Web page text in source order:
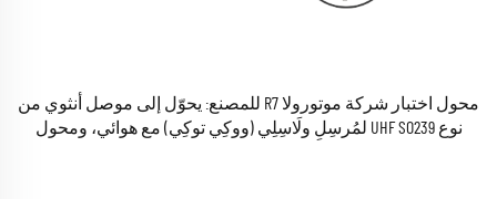
محول اختبار شركة موتورولا R7 للمصنع: يحوّل إلى موصل أنثوي من
نوع UHF SO239 لمُرسِلٍ ولَاسِلِي (ووكِي توكِي) مع هوائي، ومحول